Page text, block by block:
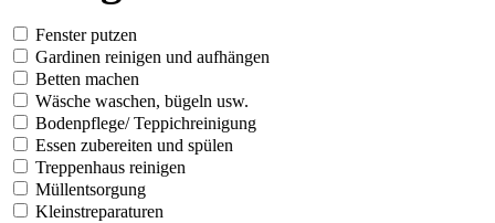
Fenster putzen
Gardinen reinigen und aufhängen
Betten machen
Wäsche waschen, bügeln usw.
Bodenpflege/ Teppichreinigung
Essen zubereiten und spülen
Treppenhaus reinigen
Müllentsorgung
Kleinstreparaturen